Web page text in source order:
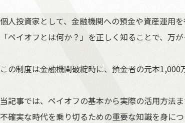
個人投資家として、金融機関への預金や資産運用
「ペイオフとは何か？」を正しく知ることで、万
この制度は金融機関破綻時に、預金者の元本
当記事では、ペイオフの基本から実際の活用方法
不確実な時代を乗り切るための重要な知識を身につ